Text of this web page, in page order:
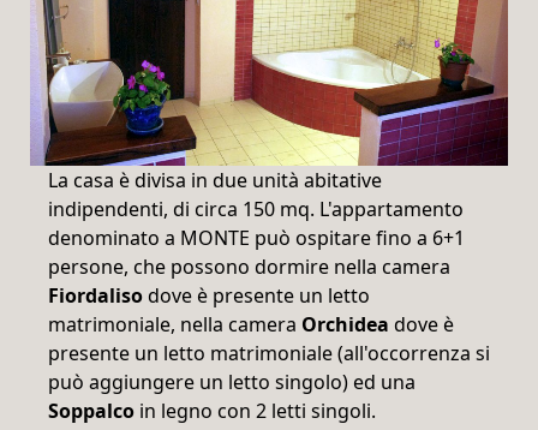
La casa è divisa in due unità abitative
indipendenti, di circa 150 mq. L'appartamento
denominato a MONTE può ospitare fino a 6+1
persone, che possono dormire nella camera
Fiordalisodove è presente un letto
matrimoniale, nella camera Orchidea dove è
presente un letto matrimoniale (all'occorrenza si
può aggiungere un letto singolo) ed una
Soppalco in legno con 2 letti singoli.